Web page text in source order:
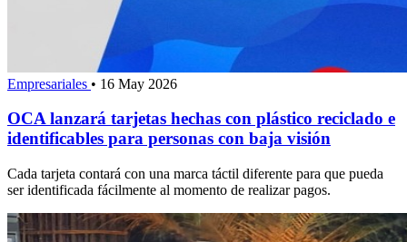
Empresariales • 16 May 2026
OCA lanzará tarjetas hechas con plástico reciclado e
identificables para personas con baja visión
Cada tarjeta contará con una marca táctil diferente para que pueda
ser identificada fácilmente al momento de realizar pagos.